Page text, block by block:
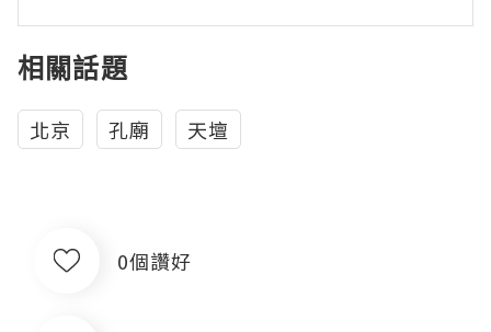
相關話題
北京 孔廟 天壇
0個讚好